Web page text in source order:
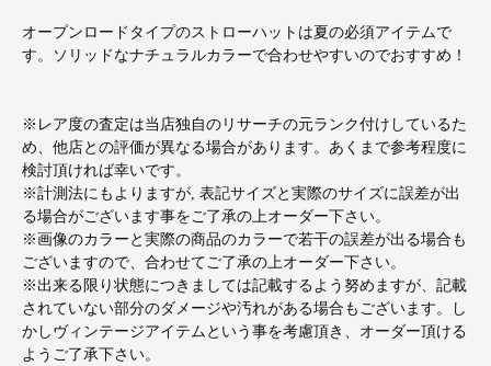
オープンロードタイプのストローハットは夏の必須アイテムで
す。ソリッドなナチュラルカラーで合わせやすいのでおすすめ！
※レア度の査定は当店独自のリサーチの元ランク付けしているた
め、他店との評価が異なる場合があります。あくまで参考程度に
検討頂ければ幸いです。
※計測法にもよりますが, 表記サイズと実際のサイズに誤差が出
る場合がございます事をご了承の上オーダー下さい。
※画像のカラーと実際の商品のカラーで若干の誤差が出る場合も
ございますので、合わせてご了承の上オーダー下さい。
※出来る限り状態につきましては記載するよう努めますが、記載
されていない部分のダメージや汚れがある場合もございます。し
かしヴィンテージアイテムという事を考慮頂き、オーダー頂ける
ようご了承下さい。